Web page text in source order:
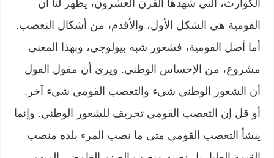
الكوارث، التي شهدها القرن العشرون، يظهر لنا أن
القومية هي الشكل الأول، والأقدم، من أشكال التعصب.
أما أصل القومية، فشعور شبه بيولوجي، وبهذا المعنى
مشروع، من الإحساس الوطني. ويرى أن مقول القول
أن الشعور الوطني شيء والتعصب القومي شيء آخر.
أو قل إن التعصب القومي تحريف للشعور الوطني. وإنما
ينشأ التعصب القومي متى ما نصب المرء بلده منصب